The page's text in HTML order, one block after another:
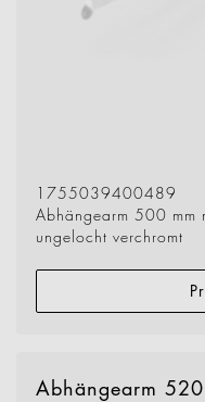
1755039400489
Abhängearm 500 mm
ungelocht verchromt
Abhängearm